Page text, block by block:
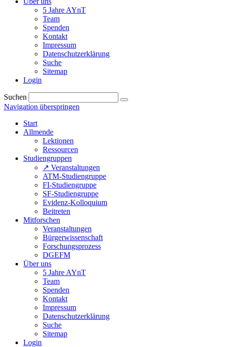
5 Jahre AYnT
Team
Spenden
Kontakt
Impressum
Datenschutzerklärung
Suche
Sitemap
Login
Suchen
Navigation überspringen
Start
Allmende
Lektionen
Ressourcen
Studiengruppen
↗ Veranstaltungen
ATM-Studiengruppe
FI-Studiengruppe
SF-Studiengruppe
Evidenz-Kolloquium
Beitreten
Mitforschen
Veranstaltungen
Bürgerwissenschaft
Forschungsprozess
DGEFM
Über uns
5 Jahre AYnT
Team
Spenden
Kontakt
Impressum
Datenschutzerklärung
Suche
Sitemap
Login